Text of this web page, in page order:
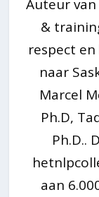
Auteur van
&
respect
naar
Marcel
Ph.D,
Ph.D..
aan